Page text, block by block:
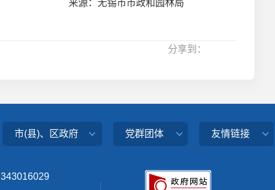
来源：无锡市市政和园林局
分享到：
市(县)、区政府 党群团体 友情链接
343016029